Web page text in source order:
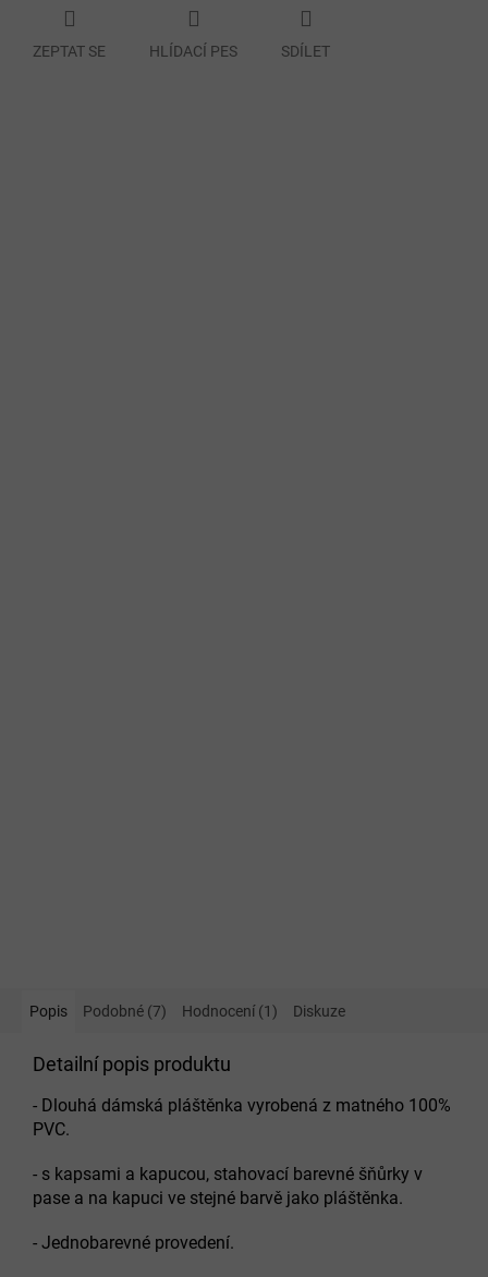
ZEPTAT SE HLÍDACÍ PES SDÍLET
Popis Podobné (7) Hodnocení (1) Diskuze
Detailní popis produktu
- Dlouhá dámská pláštěnka vyrobená z matného 100%
PVC.
- s kapsami a kapucou, stahovací barevné šňůrky v
pase a na kapuci ve stejné barvě jako pláštěnka.
- Jednobarevné provedení.